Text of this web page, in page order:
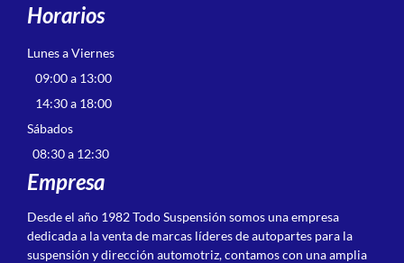
Horarios
Lunes a Viernes
09:00 a 13:00
14:30 a 18:00
Sábados
08:30 a 12:30
Empresa
Desde el año 1982 Todo Suspensión somos una empresa
dedicada a la venta de marcas líderes de autopartes para la
suspensión y dirección automotriz, contamos con una amplia